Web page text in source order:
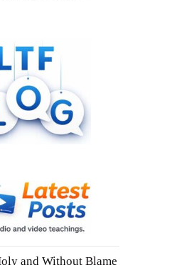
and Without Blame